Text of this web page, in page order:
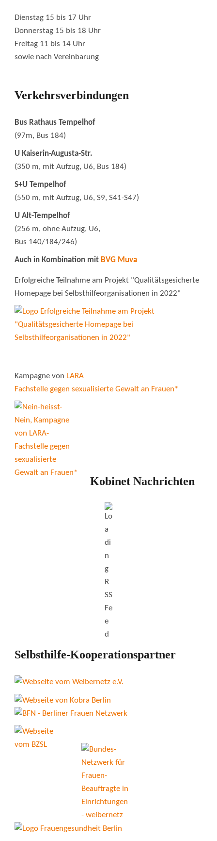
Dienstag 15 bis 17 Uhr
Donnerstag 15 bis 18 Uhr
Freitag 11 bis 14 Uhr
sowie nach Vereinbarung
Verkehrsverbindungen
Bus Rathaus Tempelhof
(97m, Bus 184)
U Kaiserin-Augusta-Str.
(350 m, mit Aufzug, U6, Bus 184)
S+U Tempelhof
(550 m, mit Aufzug, U6, S9, S41-S47)
U Alt-Tempelhof
(256 m, ohne Aufzug, U6,
Bus 140/184/246)
Auch in Kombination mit BVG Muva
Erfolgreiche Teilnahme am Projekt "Qualitätsgesicherte
Homepage bei Selbsthilfeorganisationen in 2022"
Kampagne von LARA
Fachstelle gegen sexualisierte Gewalt an Frauen*
Kobinet Nachrichten
Selbsthilfe-Kooperationspartner